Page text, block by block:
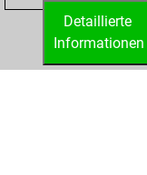
Detaillierte
Informationen